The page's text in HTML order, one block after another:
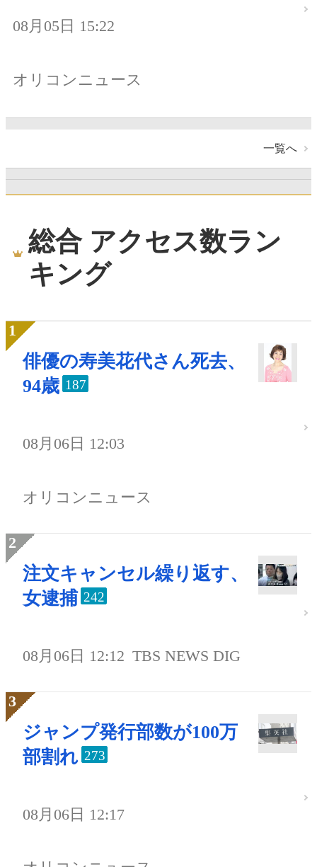
08月05日 15:22
オリコンニュース
一覧へ
総合 アクセス数ラン
キング
俳優の寿美花代さん死去、
94歳 187
08月06日 12:03
オリコンニュース
注文キャンセル繰り返す、
女逮捕 242
08月06日 12:12 TBS NEWS DIG
ジャンプ発行部数が100万
部割れ 273
08月06日 12:17